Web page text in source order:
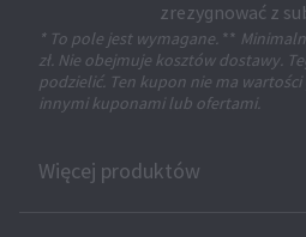
zrezygnować z
* To pole jest wymagane. **
zł. Nie obejmuje kosztów dostawy.
podzielić. Ten kupon nie ma wartości
innymi kuponami lub ofertami.
Więcej produktów